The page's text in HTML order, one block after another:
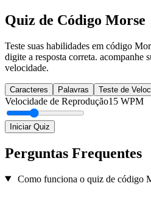
Quiz de Código Morse
Teste suas habilidades em código
digite a resposta correta. acompanhe
velocidade.
Caracteres Palavras Teste de
Velocidade de Reprodução15 WPM
Iniciar Quiz
Perguntas Frequentes
Como funciona o quiz de código